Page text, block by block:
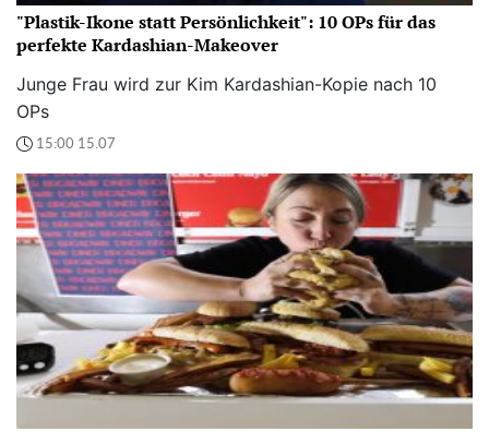
"Plastik-Ikone statt Persönlichkeit": 10 OPs für das
perfekte Kardashian-Makeover
Junge Frau wird zur Kim Kardashian-Kopie nach 10
OPs
15:00 15.07